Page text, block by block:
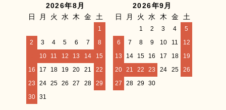
2026年8月
日
月 火 水 木 金 土
1
2
3 4 5 6 7
8
10 11 12 13 14
15
16
17 18 19 20 21
22
23
24 25 26 27 28
29
30
31
2026年9月
日
月 火 水 木 金 土
1 2 3 4
5
6
7 8 9 10 11
12
13
14 15 16 17 18
19
20 21 22 23 24 25
26
27
28 29 30